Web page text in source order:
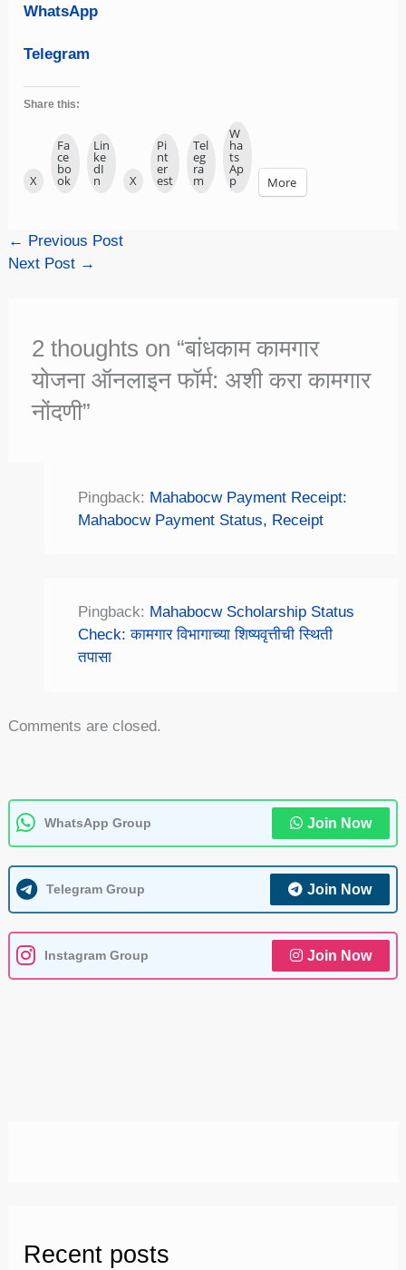
WhatsApp
Telegram
Share this:
X
Fa
ce
bo
ok
Lin
ke
dI
n X
Pi
nt
er
est
Tel
eg
ra
m
W
ha
ts
Ap
p More
← Previous Post
Next Post →
2 thoughts on “बांधकाम कामगार
योजना ऑनलाइन फॉर्म: अशी करा कामगार
नोंदणी”
Pingback: Mahabocw Payment Receipt:
Mahabocw Payment Status, Receipt
Pingback: Mahabocw Scholarship Status
Check: कामगार विभागाच्या शिष्यवृत्तीची स्थिती
तपासा
Comments are closed.
WhatsApp Group Join Now
Telegram Group Join Now
Instagram Group Join Now
Recent posts